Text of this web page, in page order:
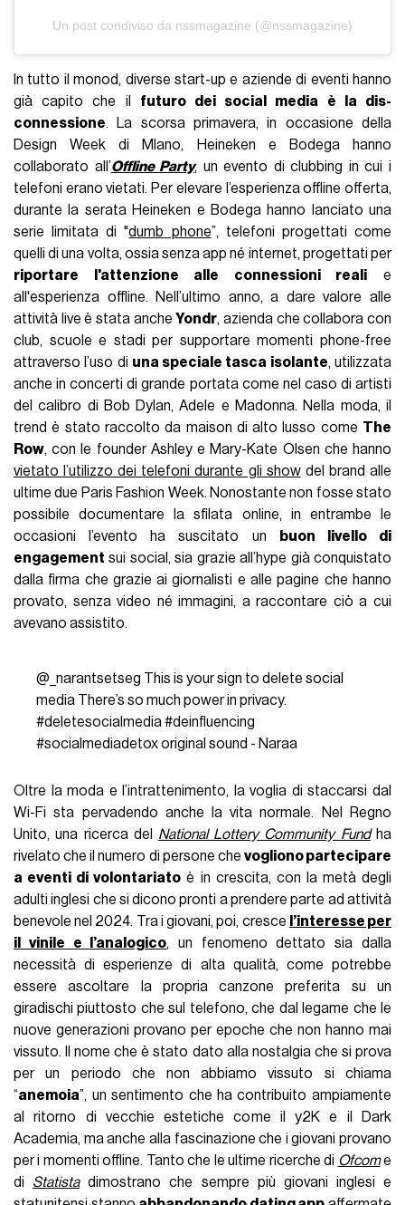
Un post condiviso da nssmagazine (@nssmagazine)
In tutto il monod, diverse start-up e aziende di eventi hanno
già capito che il futuro dei social media è la dis-
connessione. La scorsa primavera, in occasione della
Design Week di Mlano, Heineken e Bodega hanno
collaborato all’Offline Party, un evento di clubbing in cui i
telefoni erano vietati. Per elevare l’esperienza offline offerta,
durante la serata Heineken e Bodega hanno lanciato una
serie limitata di "dumb phone”, telefoni progettati come
quelli di una volta, ossia senza app né internet, progettati per
riportare l'attenzione alle connessioni reali e
all'esperienza offline. Nell’ultimo anno, a dare valore alle
attività live è stata ancheYondr, azienda che collabora con
club, scuole e stadi per supportare momenti phone-free
attraverso l’uso di una speciale tasca isolante, utilizzata
anche in concerti di grande portata come nel caso di artisti
del calibro di Bob Dylan, Adele e Madonna. Nella moda, il
trend è stato raccolto da maison di alto lusso come The
Row, con le founder Ashley e Mary-Kate Olsen che hanno
vietato l’utilizzo dei telefoni durante gli showdel brand alle
ultime due Paris Fashion Week. Nonostante non fosse stato
possibile documentare la sfilata online, in entrambe le
occasioni l’evento ha suscitato un
buon livello di
engagement sui social, sia grazie all’hype già conquistato
dalla firma che grazie ai giornalisti e alle pagine che hanno
provato, senza video né immagini, a raccontare ciò a cui
avevano assistito.
@_narantsetseg This is your sign to delete social
media There’s so much power in privacy.
#deletesocialmedia#deinfluencing
#socialmediadetoxoriginal sound - Naraa
Oltre la moda e l’intrattenimento, la voglia di staccarsi dal
Wi-Fi sta pervadendo anche la vita normale. Nel Regno
Unito, una ricerca del National Lottery Community Fundha
rivelato che il numero di persone che vogliono partecipare
a eventi di volontariato è in crescita, con la metà degli
adulti inglesi che si dicono pronti a prendere parte ad attività
benevole nel 2024. Tra i giovani, poi, cresce l’interesse per
il vinile e l’analogico, un fenomeno dettato sia dalla
necessità di esperienze di alta qualità, come potrebbe
essere ascoltare la propria canzone preferita su un
giradischi piuttosto che sul telefono, che dal legame che le
nuove generazioni provano per epoche che non hanno mai
vissuto. Il nome che è stato dato alla nostalgia che si prova
per un periodo che non abbiamo vissuto si chiama
“anemoia”, un sentimento che ha contribuito ampiamente
al ritorno di vecchie estetiche come il y2K e il Dark
Academia, ma anche alla fascinazione che i giovani provano
per i momenti offline. Tanto che le ultime ricerche di Ofcome
di Statistadimostrano che sempre più giovani inglesi e